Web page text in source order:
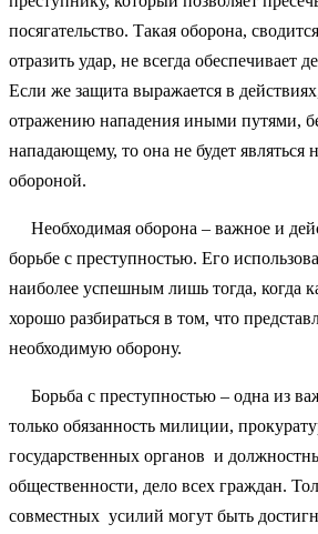
посягательство. Такая оборона,
отразить удар, не всегда обеспечивает
Если же защита выражается в
отражению нападения иными путями,
нападающему, то она не будет являться
обороной.
Необходимая оборона – важное и
борьбе с преступностью. Его
наиболее успешным лишь тогда, когда
хорошо разбираться в том, что
необходимую оборону.
Борьба с преступностью – одна из
только обязанность милиции,
государственных органов и
общественности, дело всех граждан.
совместных усилий могут быть